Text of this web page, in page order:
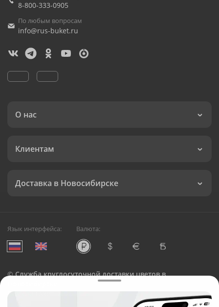
8-800-333-0905
По любым вопросам
info@rus-buket.ru
О нас
Клиентам
Доставка в Новосибирске
Язык интерфейса: Валюта:
©Служба круглосуточной доставки цветов в
Русский Букет, 2026